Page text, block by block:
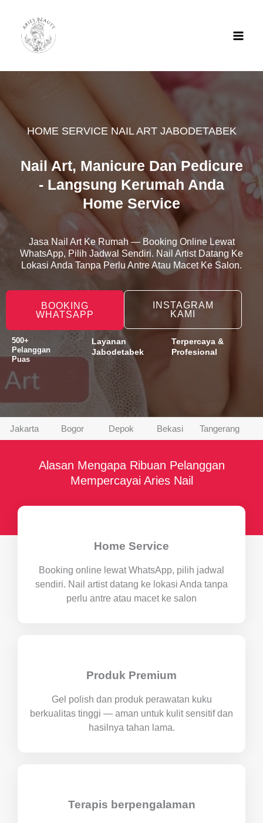
content
HOME SERVICE NAIL ART JABODETABEK
Nail Art, Manicure Dan Pedicure
- Langsung Kerumah Anda
Home Service
Jasa Nail Art Ke Rumah — Booking Online Lewat
WhatsApp, Pilih Jadwal Sendiri. Nail Artist Datang Ke
Lokasi Anda Tanpa Perlu Antre Atau Macet Ke Salon.
BOOKING
WHATSAPP
INSTAGRAM
KAMI
500+
Pelanggan
Puas
Layanan
Jabodetabek
Terpercaya &
Profesional
Jakarta Bogor Depok Bekasi Tangerang
Alasan Mengapa Ribuan Pelanggan
Mempercayai Aries Nail
Home Service
Booking online lewat WhatsApp, pilih jadwal
sendiri. Nail artist datang ke lokasi Anda tanpa
perlu antre atau macet ke salon
Produk Premium
Gel polish dan produk perawatan kuku
berkualitas tinggi — aman untuk kulit sensitif dan
hasilnya tahan lama.
Terapis berpengalaman